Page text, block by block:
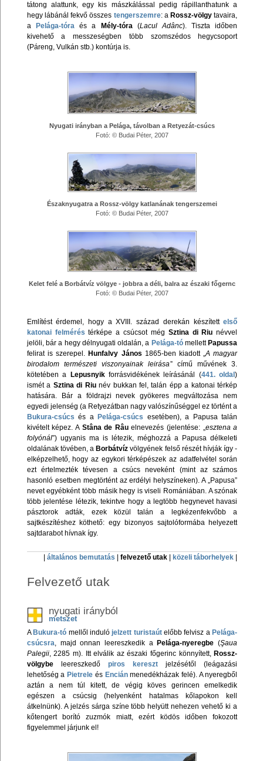
tátong alattunk, egy kis mászkálással pedig rápillanthatunk a
hegy lábánál fekvő összes tengerszemre: a Rossz-völgy tavaira,
a
Pelága-tóraés a Mély-tóra(Lacul Adânc). Tiszta időben
kivehető a messzeségben több szomszédos hegycsoport
(Páreng, Vulkán stb.) kontúrja is.
Nyugati irányban a Pelága, távolban a Retyezát-csúcs
Fotó: © Budai Péter, 2007
Északnyugatra a Rossz-völgy katlanának tengerszemei
Fotó: © Budai Péter, 2007
Kelet felé a Borbátvíz völgye - jobbra a déli, balra az északi főgernc
Fotó: © Budai Péter, 2007
Említést érdemel, hogy a XVIII. század derekán készítettelső
katonai felmérés térképe a csúcsot még Sztina di Riu névvel
jelöli, bár a hegy délnyugati oldalán, a Pelága-tómellett Papussa
felirat is szerepel. Hunfalvy János 1865-ben kiadott „A magyar
birodalom természeti viszonyainak leirása” című művének 3.
kötetében a
Lepusnyikforrásvidékének leírásánál (441. oldal)
ismét a Sztina di Riunév bukkan fel, talán épp a katonai térkép
hatására. Bár a földrajzi nevek gyökeres megváltozása nem
egyedi jelenség (a Retyezátban nagy valószínűséggel ez történt a
Bukura-csúcs és a Pelága-csúcs esetében), a Papusa talán
kivételt képez. A Stâna de Râuelnevezés (jelentése: „esztena a
folyónál”) ugyanis ma is létezik, méghozzá a Papusa délkeleti
oldalának tövében, a Borbátvíz völgyének felső részét hívják így -
elképzelhető, hogy az egykori térképészek az adatfelvétel során
ezt értelmezték tévesen a csúcs neveként (mint az számos
hasonló esetben megtörtént az erdélyi helyszíneken). A „Papusa”
nevet egyébként több másik hegy is viseli Romániában. A szónak
több jelentése létezik, tekintve hogy a legtöbb hegynevet havasi
pásztorok adták, ezek közül talán a legkézenfekvőbb a
sajtkészítéshez köthető: egy bizonyos sajtolóformába helyezett
sajtdarabot hívnak így.
|általános bemutatás |felvezető utak közeli táborhelyek
Felvezető utak
nyugati irányból
metszet
ABukura-tó mellől indulójelzett turistaútelőbb felvisz aPelága-
csúcsra , majd onnan leereszkedik aPelága-nyeregbe (Şaua
Palegii, 2285 m). Itt elválik az északi főgerinc könnyített,Rossz-
völgybeleereszkedő piros kereszt jelzésétől (leágazási
lehetőség aPietrele és Enciánmenedékházak felé). A nyeregből
aztán a nem túl kitett, de végig köves gerincen emelkedik
egészen a csúcsig (helyenként hatalmas kőlapokon kell
átkelnünk). A jelzés sárga színe több helyütt nehezen vehető ki a
kőtengert borító zuzmók miatt, ezért ködös időben fokozott
figyelemmel járjunk el!